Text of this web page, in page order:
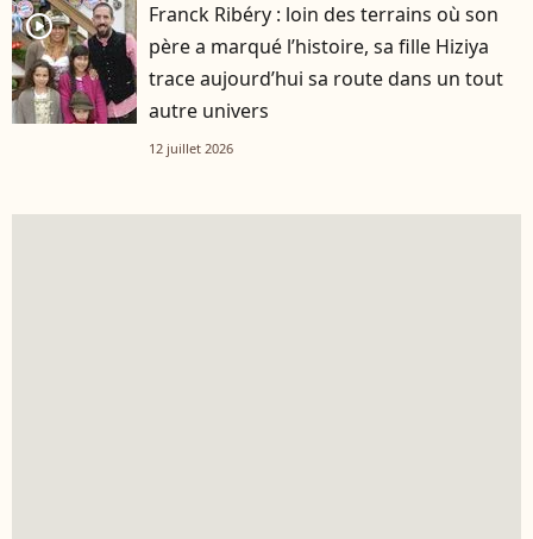
player2
Franck Ribéry : loin des terrains où son
père a marqué l’histoire, sa fille Hiziya
trace aujourd’hui sa route dans un tout
autre univers
12 juillet 2026